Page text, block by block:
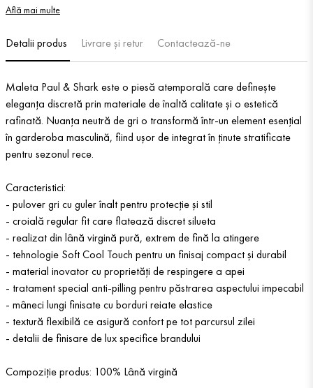
Află mai multe
Detalii produs Livrare și retur Contactează-ne
Maleta Paul & Shark este o piesă atemporală care definește
eleganța discretă prin materiale de înaltă calitate și o estetică
rafinată. Nuanța neutră de gri o transformă într-un element esențial
în garderoba masculină, fiind ușor de integrat în ținute stratificate
pentru sezonul rece.
Caracteristici:
- pulover gri cu guler înalt pentru protecție și stil
- croială regular fit care flatează discret silueta
- realizat din lână virgină pură, extrem de fină la atingere
- tehnologie Soft Cool Touch pentru un finisaj compact și durabil
- material inovator cu proprietăți de respingere a apei
- tratament special anti-pilling pentru păstrarea aspectului impecabil
- mâneci lungi finisate cu borduri reiate elastice
- textură flexibilă ce asigură confort pe tot parcursul zilei
- detalii de finisare de lux specifice brandului
Compoziție produs: 100% Lână virgină